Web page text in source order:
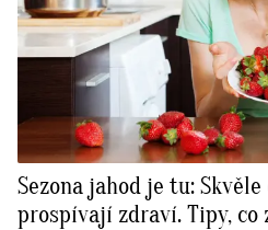
Sezona jahod je tu:
prospívají zdraví. Tipy,